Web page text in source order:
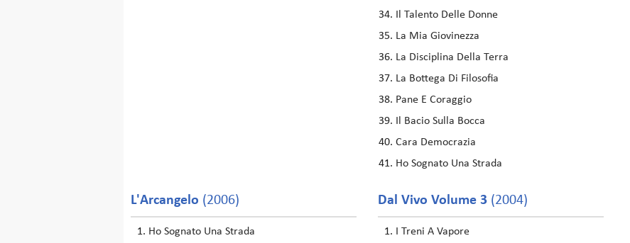
Il Talento Delle Donne
La Mia Giovinezza
La Disciplina Della Terra
La Bottega Di Filosofia
Pane E Coraggio
Il Bacio Sulla Bocca
Cara Democrazia
Ho Sognato Una Strada
L'Arcangelo (2006)
Ho Sognato Una Strada
Dal Vivo Volume 3 (2004)
I Treni A Vapore